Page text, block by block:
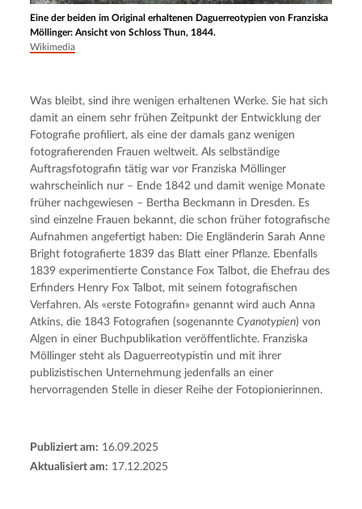
Eine der beiden im Original erhaltenen Daguerreotypien von Franziska
Möllinger: Ansicht von Schloss Thun, 1844.
Wikimedia
Was bleibt, sind ihre wenigen erhaltenen Werke. Sie hat sich
damit an einem sehr frühen Zeitpunkt der Entwicklung der
Fotografie profiliert, als eine der damals ganz wenigen
fotografierenden Frauen weltweit. Als selbständige
Auftragsfotografin tätig war vor Franziska Möllinger
wahrscheinlich nur – Ende 1842 und damit wenige Monate
früher nachgewiesen – Bertha Beckmann in Dresden. Es
sind einzelne Frauen bekannt, die schon früher fotografische
Aufnahmen angefertigt haben: Die Engländerin Sarah Anne
Bright fotografierte 1839 das Blatt einer Pflanze. Ebenfalls
1839 experimentierte Constance Fox Talbot, die Ehefrau des
Erfinders Henry Fox Talbot, mit seinem fotografischen
Verfahren. Als «erste Fotografin» genannt wird auch Anna
Atkins, die 1843 Fotografien (sogenannte Cyanotypien) von
Algen in einer Buchpublikation veröffentlichte. Franziska
Möllinger steht als Daguerreotypistin und mit ihrer
publizistischen Unternehmung jedenfalls an einer
hervorragenden Stelle in dieser Reihe der Fotopionierinnen.
Publiziert am: 16.09.2025
Aktualisiert am: 17.12.2025